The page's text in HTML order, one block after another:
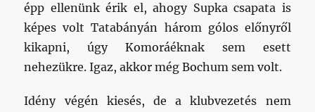
épp ellenünk érik el, ahogy Supka csapata is
képes volt Tatabányán három gólos előnyről
kikapni, úgy Komoráéknak sem esett
nehezükre. Igaz, akkor még Bochum sem volt.
Idény végén kiesés, de a klubvezetés nem